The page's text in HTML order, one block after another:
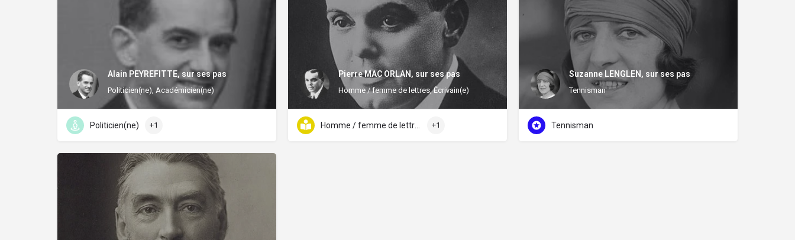
Alain PEYREFITTE, sur ses pas
Politicien(ne), Académicien(ne)
Politicien(ne) +1
Pierre MAC ORLAN, sur ses pas
Homme / femme de lettres, Écrivain(e)
+1
Suzanne LENGLEN, sur ses pas
Tennisman
Tennisman